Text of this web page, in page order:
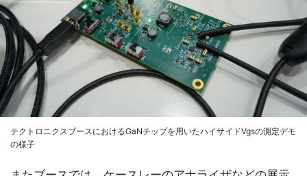
テクトロニクスブースにおけるGaNチップを用いたハイサイドVgsの測定デモ
の様子